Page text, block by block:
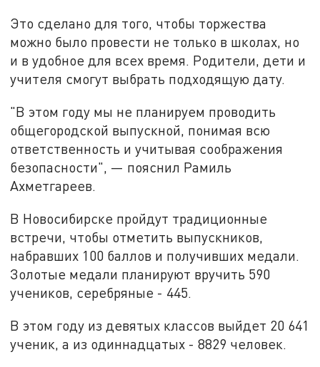
Это сделано для того, чтобы торжества
можно было провести не только в школах, но
и в удобное для всех время. Родители, дети и
учителя смогут выбрать подходящую дату.
"В этом году мы не планируем проводить
общегородской выпускной, понимая всю
ответственность и учитывая соображения
безопасности", — пояснил Рамиль
Ахметгареев.
В Новосибирске пройдут традиционные
встречи, чтобы отметить выпускников,
набравших 100 баллов и получивших медали.
Золотые медали планируют вручить 590
учеников, серебряные - 445.
В этом году из девятых классов выйдет 20 641
ученик, а из одиннадцатых - 8829 человек.